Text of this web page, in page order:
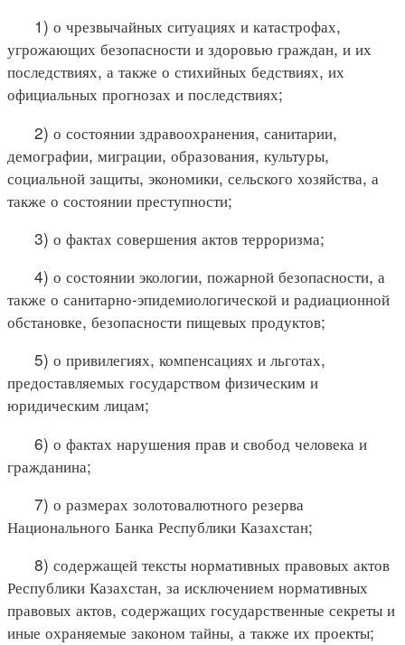
1) о чрезвычайных ситуациях и катастрофах,
угрожающих безопасности и здоровью граждан, и их
последствиях, а также о стихийных бедствиях, их
официальных прогнозах и последствиях;
2) о состоянии здравоохранения, санитарии,
демографии, миграции, образования, культуры,
социальной защиты, экономики, сельского хозяйства, а
также о состоянии преступности;
3) о фактах совершения актов терроризма;
4) о состоянии экологии, пожарной безопасности, а
также о санитарно-эпидемиологической и радиационной
обстановке, безопасности пищевых продуктов;
5) о привилегиях, компенсациях и льготах,
предоставляемых государством физическим и
юридическим лицам;
6) о фактах нарушения прав и свобод человека и
гражданина;
7) о размерах золотовалютного резерва
Национального Банка Республики Казахстан;
8) содержащей тексты нормативных правовых актов
Республики Казахстан, за исключением нормативных
правовых актов, содержащих государственные секреты и
иные охраняемые законом тайны, а также их проекты;